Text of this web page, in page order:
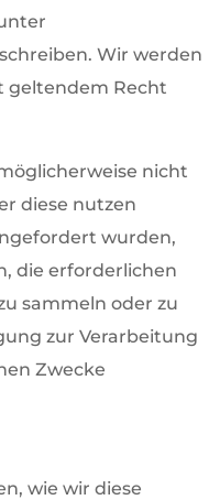
Wir werden
geltendem Recht
nicht
diese nutzen
wurden,
die erforderlichen
sammeln oder zu
zur Verarbeitung
Zwecke
wie wir diese